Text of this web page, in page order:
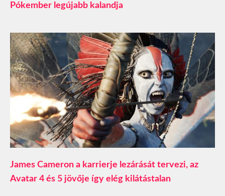
Pókember legújabb kalandja
James Cameron a karrierje lezárását tervezi, az
Avatar 4 és 5 jövője így elég kilátástalan